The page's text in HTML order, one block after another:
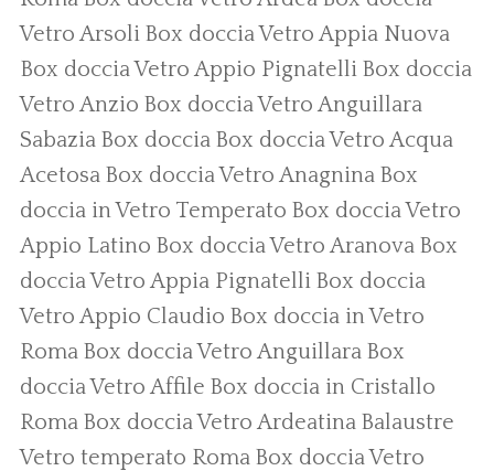
Vetro Arsoli Box doccia Vetro Appia Nuova
Box doccia Vetro Appio Pignatelli Box doccia
Vetro Anzio Box doccia Vetro Anguillara
Sabazia Box doccia Box doccia Vetro Acqua
Acetosa Box doccia Vetro Anagnina Box
doccia in Vetro Temperato Box doccia Vetro
Appio Latino Box doccia Vetro Aranova Box
doccia Vetro Appia Pignatelli Box doccia
Vetro Appio Claudio Box doccia in Vetro
Roma Box doccia Vetro Anguillara Box
doccia Vetro Affile Box doccia in Cristallo
Roma Box doccia Vetro Ardeatina Balaustre
Vetro temperato Roma Box doccia Vetro